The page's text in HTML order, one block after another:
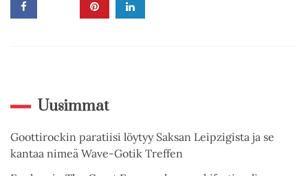
Uusimmat
Goottirockin paratiisi löytyy Saksan Leipzigista ja se
kantaa nimeä Wave-Gotik Treffen